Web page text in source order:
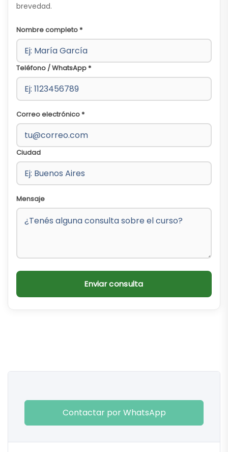
brevedad.
Nombre completo *
Teléfono / WhatsApp *
Correo electrónico *
Ciudad
Mensaje
Enviar consulta
Contactar por WhatsApp